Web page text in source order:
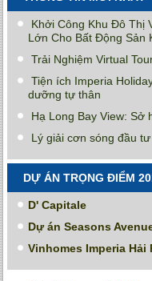
Khởi Công Khu Đô Thị
Lớn Cho Bất Động Sản
Trải Nghiệm Virtual
Tiện ích Imperia
dưỡng tự thân
Hạ Long Bay View: Sở
Lý giải cơn sóng đầu
DỰ ÁN TRỌNG ĐIỂM
D' Capitale
Dự án Seasons
Vinhomes Imperia Hải